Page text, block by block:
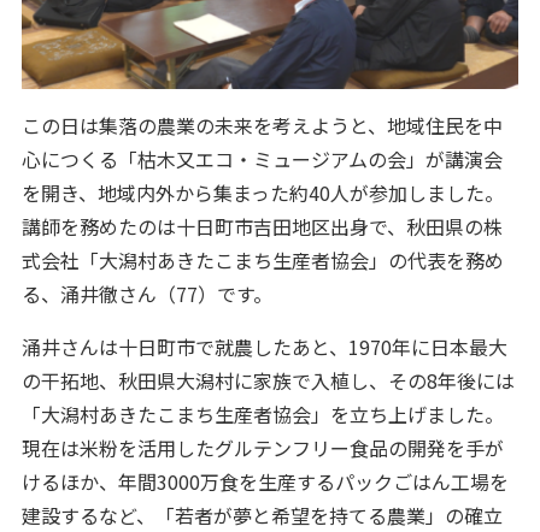
この日は集落の農業の未来を考えようと、地域住民を中
心につくる「枯木又エコ・ミュージアムの会」が講演会
を開き、地域内外から集まった約40人が参加しました。
講師を務めたのは十日町市吉田地区出身で、秋田県の株
式会社「大潟村あきたこまち生産者協会」の代表を務め
る、涌井徹さん（77）です。
涌井さんは十日町市で就農したあと、1970年に日本最大
の干拓地、秋田県大潟村に家族で入植し、その8年後には
「大潟村あきたこまち生産者協会」を立ち上げました。
現在は米粉を活用したグルテンフリー食品の開発を手が
けるほか、年間3000万食を生産するパックごはん工場を
建設するなど、「若者が夢と希望を持てる農業」の確立